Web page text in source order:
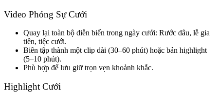
Video Phóng Sự Cưới
Quay lại toàn bộ diễn biến trong ngày cưới: Rước dâu, lễ gia
tiên, tiệc cưới.
Biên tập thành một clip dài (30–60 phút) hoặc bản highlight
(5–10 phút).
Phù hợp để lưu giữ trọn vẹn khoảnh khắc.
Highlight Cưới